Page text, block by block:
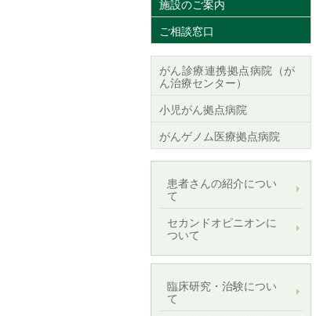
施設のご案内
ご相談窓口
がん診療連携拠点病院（が
ん治療センター）
小児がん拠点病院
がんゲノム医療拠点病院
患者さんの紹介につい
て
セカンドオピニオンに
ついて
臨床研究・治験につい
て